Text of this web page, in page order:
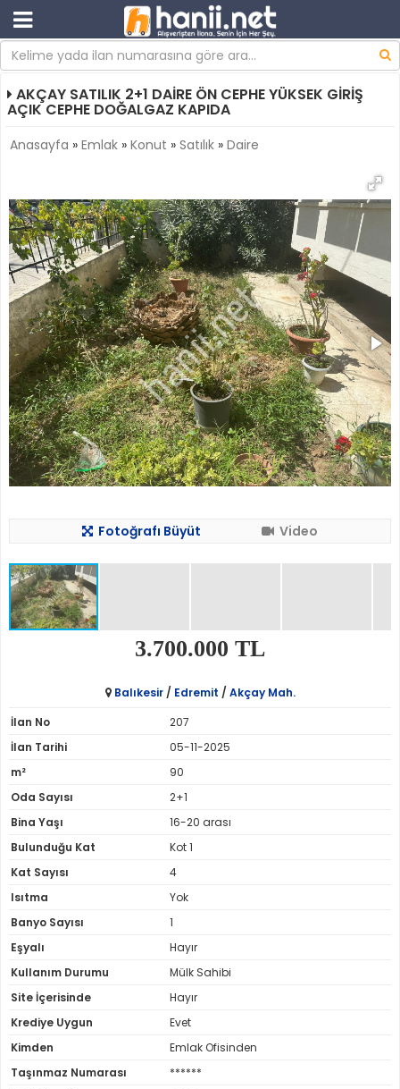
AKÇAY SATILIK 2+1 DAİRE ÖN CEPHE YÜKSEK GİRİŞ
AÇIK CEPHE DOĞALGAZ KAPIDA
Anasayfa » Emlak » Konut » Satılık » Daire
Fotoğrafı Büyüt Video
3.700.000 TL
Balıkesir/ Edremit / Akçay Mah.
İlan No
207
İlan Tarihi
05-11-2025
m²
90
Oda Sayısı
2+1
Bina Yaşı
16-20 arası
Bulunduğu Kat
Kot 1
Kat Sayısı
4
Isıtma
Yok
Banyo Sayısı
1
Eşyalı
Hayır
Kullanım Durumu
Mülk Sahibi
Site İçerisinde
Hayır
Krediye Uygun
Evet
Kimden
Emlak Ofisinden
Taşınmaz Numarası
******